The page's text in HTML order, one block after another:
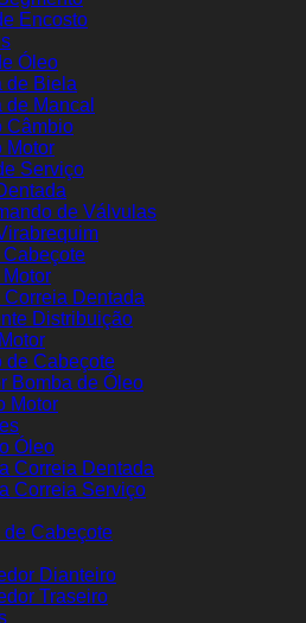
Encosto
Óleo
de Biela
de Mancal
Câmbio
Motor
Serviço
de Válvulas
Correia Dentada
Distribuição
de Cabeçote
Bomba de Óleo
Motor
Óleo
Correia Dentada
Correia Serviço
Cabeçote
Dianteiro
Traseiro